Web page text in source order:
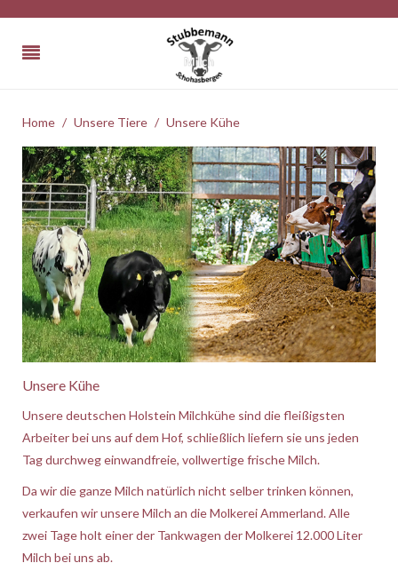
Home Unsere Tiere Unsere Kühe
Unsere Kühe
Unsere deutschen Holstein Milchkühe sind die fleißigsten
Arbeiter bei uns auf dem Hof, schließlich liefern sie uns jeden
Tag durchweg einwandfreie, vollwertige frische Milch.
Da wir die ganze Milch natürlich nicht selber trinken können,
verkaufen wir unsere Milch an die Molkerei Ammerland. Alle
zwei Tage holt einer der Tankwagen der Molkerei 12.000 Liter
Milch bei uns ab.